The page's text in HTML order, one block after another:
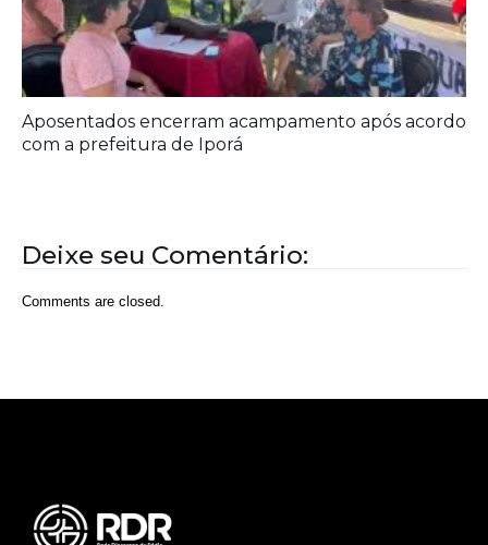
Comments are closed.
Nós somos a RDR, Rede Diocesana de Rádio com mais de
Fale com a RDR
Redes Sociais